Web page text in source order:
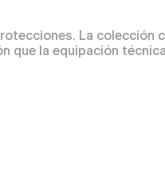
La colección
que la equipación